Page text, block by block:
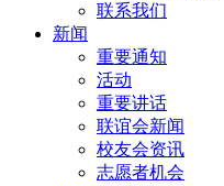
联系我们
新闻
重要通知
活动
重要讲话
联谊会新闻
校友会资讯
志愿者机会